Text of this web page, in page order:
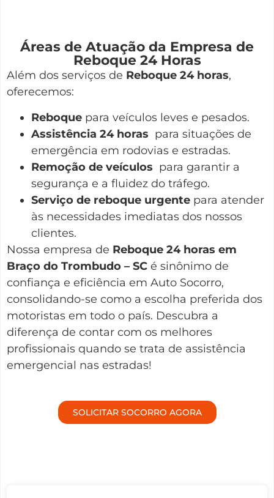
Áreas de Atuação da Empresa de
Reboque 24 Horas
Além dos serviços de Reboque 24 horas,
oferecemos:
Reboque para veículos leves e pesados.
Assistência 24 horas para situações de
emergência em rodovias e estradas.
Remoção de veículos para garantir a
segurança e a fluidez do tráfego.
Serviço de reboque urgente para atender
às necessidades imediatas dos nossos
clientes.
Nossa empresa de Reboque 24 horas em
Braço do Trombudo – SC é sinônimo de
confiança e eficiência em Auto Socorro,
consolidando-se como a escolha preferida dos
motoristas em todo o país. Descubra a
diferença de contar com os melhores
profissionais quando se trata de assistência
emergencial nas estradas!
SOLICITAR SOCORRO AGORA